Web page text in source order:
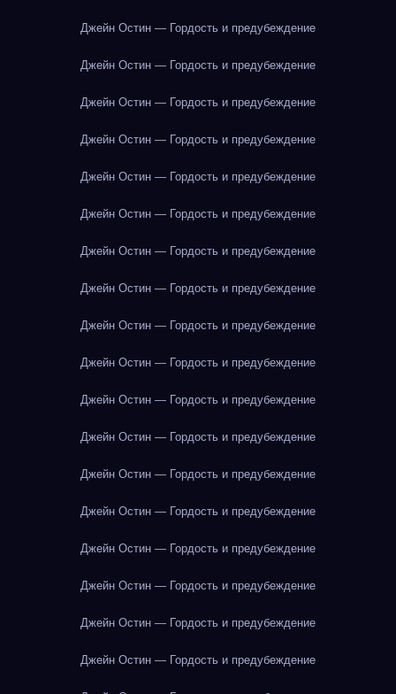
Джейн Остин — Гордость и предубеждение
Джейн Остин — Гордость и предубеждение
Джейн Остин — Гордость и предубеждение
Джейн Остин — Гордость и предубеждение
Джейн Остин — Гордость и предубеждение
Джейн Остин — Гордость и предубеждение
Джейн Остин — Гордость и предубеждение
Джейн Остин — Гордость и предубеждение
Джейн Остин — Гордость и предубеждение
Джейн Остин — Гордость и предубеждение
Джейн Остин — Гордость и предубеждение
Джейн Остин — Гордость и предубеждение
Джейн Остин — Гордость и предубеждение
Джейн Остин — Гордость и предубеждение
Джейн Остин — Гордость и предубеждение
Джейн Остин — Гордость и предубеждение
Джейн Остин — Гордость и предубеждение
Джейн Остин — Гордость и предубеждение